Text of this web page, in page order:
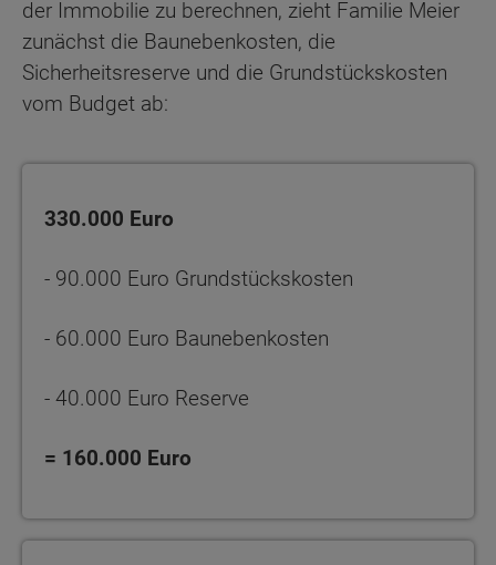
der Immobilie zu berechnen, zieht Familie Meier
zunächst die Baunebenkosten, die
Sicherheitsreserve und die Grundstückskosten
vom Budget ab:
330.000 Euro
- 90.000 Euro Grundstückskosten
- 60.000 Euro Baunebenkosten
- 40.000 Euro Reserve
= 160.000 Euro